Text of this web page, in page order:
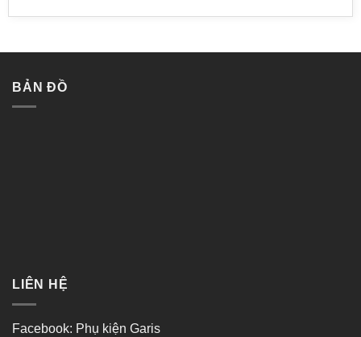
hạng
sao
BẢN ĐỒ
LIÊN HỆ
Facebook: Phụ kiện Garis